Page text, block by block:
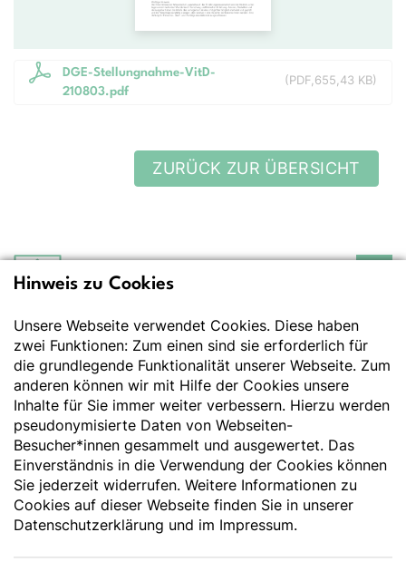
DGE-Stellungnahme-VitD-
210803.pdf
(PDF 655,43 KB)
ZURÜCK ZUR ÜBERSICHT
Deutsche Gesellschaft
Der Wissenschaft verpflichtet - Ihre Partnerin für
Essen und Trinken
Deutsche Gesellschaft für Ernährung e. V.
Godesberger Allee 136
53175 Bonn
Tel:+49 228 3776-600
Fax:+49 228 3776-800
E-Mail: webmaster@dge.de
Hinweis zu Cookies
Unsere Webseite verwendet Cookies. Diese haben
zwei Funktionen: Zum einen sind sie erforderlich für
die grundlegende Funktionalität unserer Webseite. Zum
anderen können wir mit Hilfe der Cookies unsere
Inhalte für Sie immer weiter verbessern. Hierzu werden
pseudonymisierte Daten von Webseiten-
Besucher*innen gesammelt und ausgewertet. Das
Einverständnis in die Verwendung der Cookies können
Sie jederzeit widerrufen. Weitere Informationen zu
Cookies auf dieser Webseite finden Sie in unserer
Datenschutzerklärung und im Impressum.